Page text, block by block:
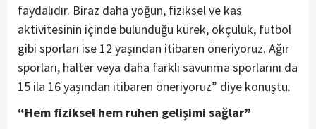
faydalıdır. Biraz daha yoğun, fiziksel ve kas
aktivitesinin içinde bulunduğu kürek, okçuluk, futbol
gibi sporları ise 12 yaşından itibaren öneriyoruz. Ağır
sporları, halter veya daha farklı savunma sporlarını da
15 ila 16 yaşından itibaren öneriyoruz” diye konuştu.
“Hem fiziksel hem ruhen gelişimi sağlar”